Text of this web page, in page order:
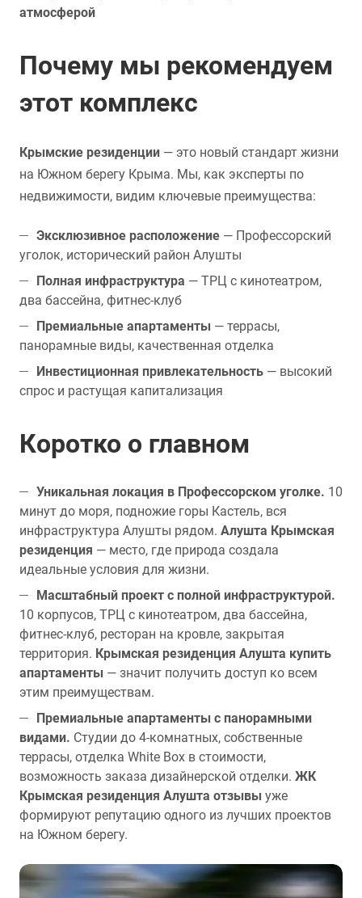
атмосферой
Почему мы рекомендуем
этот комплекс
Крымские резиденции — это новый стандарт жизни
на Южном берегу Крыма. Мы, как эксперты по
недвижимости, видим ключевые преимущества:
Эксклюзивное расположение — Профессорский
уголок, исторический район Алушты
Полная инфраструктура — ТРЦ с кинотеатром,
два бассейна, фитнес-клуб
Премиальные апартаменты — террасы,
панорамные виды, качественная отделка
Инвестиционная привлекательность — высокий
спрос и растущая капитализация
Коротко о главном
Уникальная локация в Профессорском уголке. 10
минут до моря, подножие горы Кастель, вся
инфраструктура Алушты рядом. Алушта Крымская
резиденция — место, где природа создала
идеальные условия для жизни.
Масштабный проект с полной инфраструктурой.
10 корпусов, ТРЦ с кинотеатром, два бассейна,
фитнес-клуб, ресторан на кровле, закрытая
территория. Крымская резиденция Алушта купить
апартаменты — значит получить доступ ко всем
этим преимуществам.
Премиальные апартаменты с панорамными
видами. Студии до 4-комнатных, собственные
террасы, отделка White Box в стоимости,
возможность заказа дизайнерской отделки. ЖК
Крымская резиденция Алушта отзывы уже
формируют репутацию одного из лучших проектов
на Южном берегу.